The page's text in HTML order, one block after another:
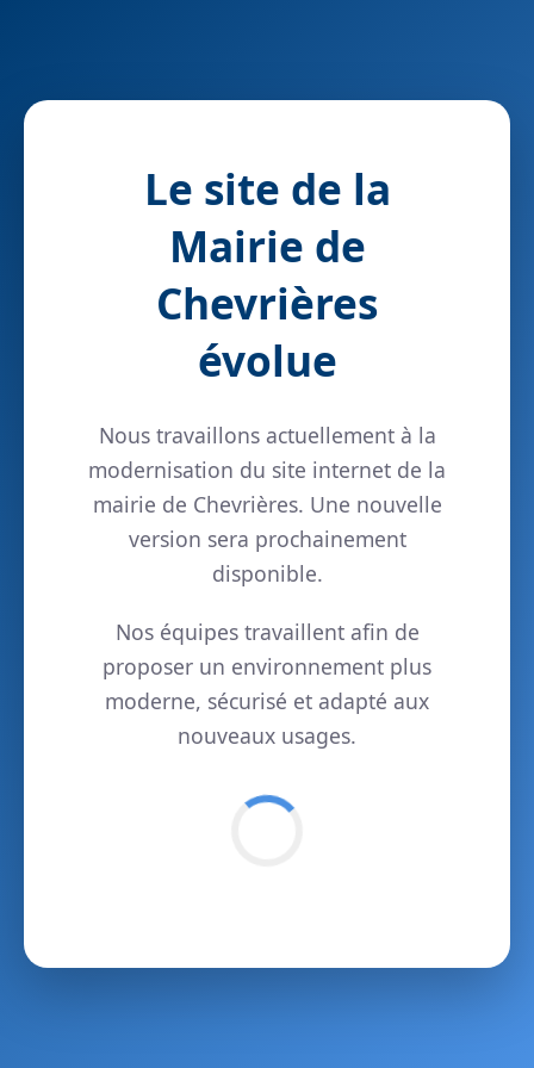
Le site de la
Mairie de
Chevrières
évolue
Nous travaillons actuellement à la
modernisation du site internet de la
mairie de Chevrières. Une nouvelle
version sera prochainement
disponible.
Nos équipes travaillent afin de
proposer un environnement plus
moderne, sécurisé et adapté aux
nouveaux usages.